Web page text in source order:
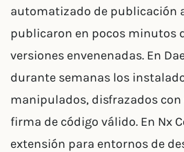
automatizado de publicación
publicaron en pocos minutos
versiones envenenadas. En
durante semanas los
manipulados, disfrazados
firma de código válido. En Nx
extensión para entornos de